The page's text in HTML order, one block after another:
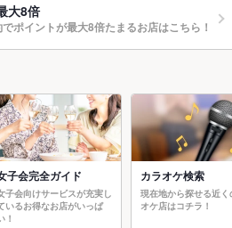
大8倍
ポイントが最大8倍たまるお店はこちら！
子会完全ガイド
子会向けサービスが充実し
いるお得なお店がいっぱ
！
カラオケ検索
現在地から探せる近く
オケ店はコチラ！